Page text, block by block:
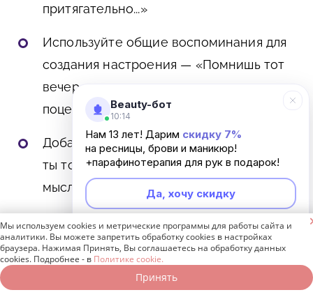
притягательно...»
Используйте общие воспоминания для
создания настроения — «Помнишь тот
вечер, когда ты так неожиданно меня
поцеловал?»
Добавляйте тонкие намеки — «Если бы
ты только знал, о чем у меня сейчас
мысли...»
Неверно: говорить слишком прямо: «Привет.
Хочешь секса?» — это убивает атмосферу.
Верно: «Привет, милый. Только что
Beauty-бот
10:14
Нам 13 лет! Дарим скидку 7%
на ресницы, брови и маникюр!
+парафинотерапия для рук в подарок!
Да, хочу скидку
Неинтересно
Мы используем cookies и метрические программы для работы сайта и
аналитики. Вы можете запретить обработку cookies в настройках
браузера. Нажимая Принять, Вы соглашаетесь на обработку данных
cookies. Подробнее - в Политике cookie.
Принять